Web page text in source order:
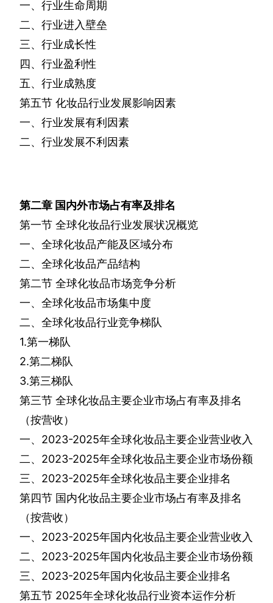
一、行业生命周期
二、行业进入壁垒
三、行业成长性
四、行业盈利性
五、行业成熟度
第五节 化妆品行业发展影响因素
一、行业发展有利因素
二、行业发展不利因素
第二章 国内外市场占有率及排名
第一节 全球化妆品行业发展状况概览
一、全球化妆品产能及区域分布
二、全球化妆品产品结构
第二节 全球化妆品市场竞争分析
一、全球化妆品市场集中度
二、全球化妆品行业竞争梯队
1.第一梯队
2.第二梯队
3.第三梯队
第三节 全球化妆品主要企业市场占有率及排名
（按营收）
一、 2023-2025年全球化妆品主要企业营业收入
二、 2023-2025年全球化妆品主要企业市场份额
三、 2023-2025年全球化妆品主要企业排名
第四节 国内化妆品主要企业市场占有率及排名
（按营收）
一、 2023-2025年国内化妆品主要企业营业收入
二、 2023-2025年国内化妆品主要企业市场份额
三、 2023-2025年国内化妆品主要企业排名
第五节 2025年全球化妆品行业资本运作分析